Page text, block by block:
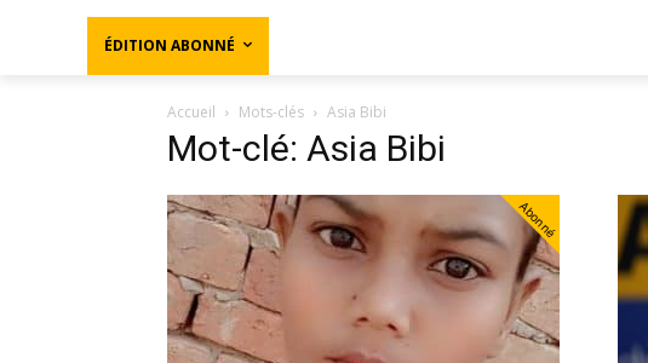
ÉDITION ABONNÉ
Accueil Mots-clés Asia Bibi
Mot-clé: Asia Bibi
Abonné